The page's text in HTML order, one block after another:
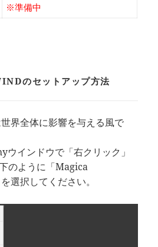
※準備中
のセットアップ方法
界全体に影響を与える風で
インドウで「右クリック」
のように「Magica
択してください。